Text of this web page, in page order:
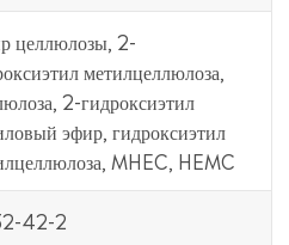
целлюлозы, 2-
метилцеллюлоза,
2-гидроксиэтил
эфир, гидроксиэтил
MHEC, HEMC
42-2